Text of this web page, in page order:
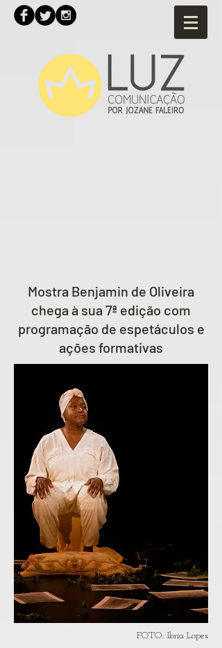
Mostra Benjamin de Oliveira
chega à sua 7ª edição com
programação de espetáculos e
ações formativas
FOTO:: Ibria Lopes